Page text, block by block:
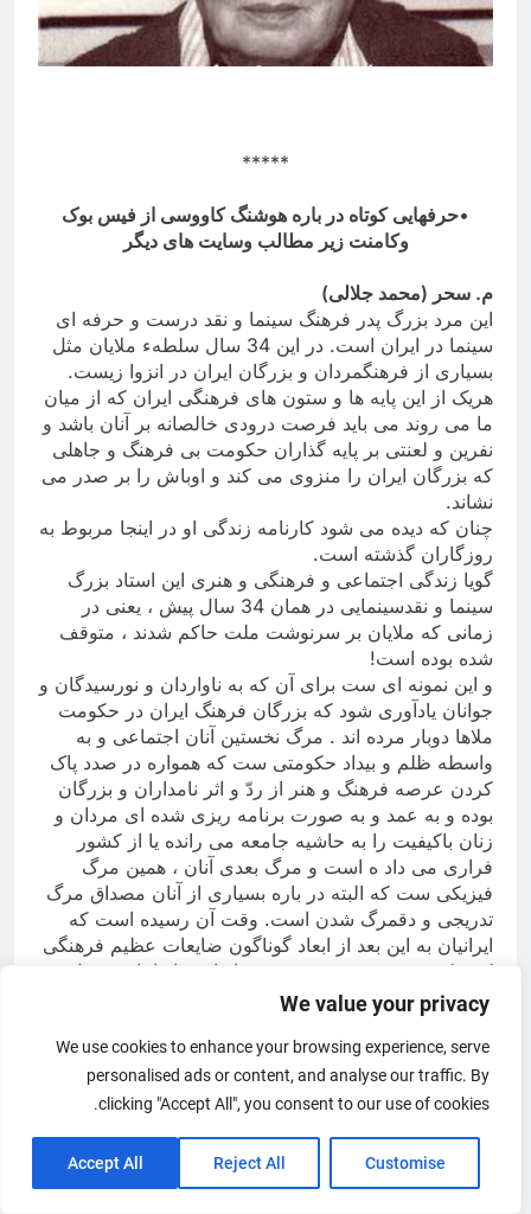
We value your privacy
We use cookies to enhance your browsing experience, serve
personalised ads or content, and analyse our traffic. By
clicking "Accept All", you consent to our use of cookies.
Customise
Reject All
Accept All
*****
•حرفهایی کوتاه در باره هوشنگ کاووسی از فیس بوک
وکامنت زیر مطالب وسایت های دیگر
م. سحر (محمد جلالی(
این مرد بزرگ پدر فرهنگ سینما و نقد درست و حرفه ای
سینما در ایران است. در این 34 سال سلطهء ملایان مثل
بسیاری از فرهنگمردان و بزرگان ایران در انزوا زیست.
هریک از این پایه ها و ستون های فرهنگی ایران که از میان
ما می روند می باید فرصت درودی خالصانه بر آنان باشد و
نفرین و لعنتی بر پایه گذاران حکومت بی فرهنگ و جاهلی
که بزرگان ایران را منزوی می کند و اوباش را بر صدر می
نشاند.
چنان که دیده می شود کارنامه زندگی او در اینجا مربوط به
روزگاران گذشته است.
گویا زندگی اجتماعی و فرهنگی و هنری این استاد بزرگ
سینما و نقدسینمایی در همان 34 سال پیش ، یعنی در
زمانی که ملایان بر سرنوشت ملت حاکم شدند ، متوقف
شده بوده است!
و این نمونه ای ست برای آن که به ناواردان و نورسیدگان و
جوانان یادآوری شود که بزرگان فرهنگ ایران در حکومت
ملاها دوبار مرده اند . مرگ نخستین آنان اجتماعی و به
واسطه ظلم و بیداد حکومتی ست که همواره در صدد پاک
کردن عرصه فرهنگ و هنر از ردّ و اثر نامداران و بزرگان
بوده و به عمد و به صورت برنامه ریزی شده ای مردان و
زنان باکیفیت را به حاشیه جامعه می رانده یا از کشور
فراری می داد ه است و مرگ بعدی آنان ، همین مرگ
فیزیکی ست که البته در باره بسیاری از آنان مصداق مرگ
تدریجی و دقمرگ شدن است. وقت آن رسیده است که
ایرانیان به این بعد از ابعاد گوناگون ضایعات عظیم فرهنگی
که حکومت توحش خمینیستی بر ایران و ایرانیان تحمیل
کرده است نیز لختی بیندیشند
گرامی باد
تابستان قبل از ورود به مدرسه عالی تلویزیون و سینما
بازیگران خوش‌قیافه سینما و چشم‌هایی به رنگ دریای فیلم
مستر رابرتز ساخته جان فورد، یکی از المپ نشین‌های